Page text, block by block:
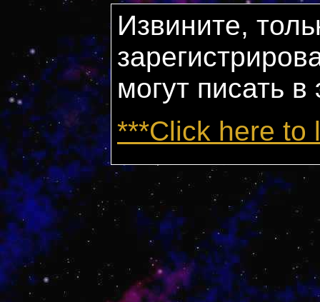
Извините,
могут писать
***Click here to